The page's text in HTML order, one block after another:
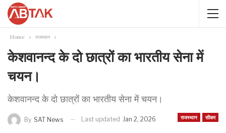
Home राजस्थान
केशवानन्द के दो छात्रों का भारतीय सेना में
चयन।
केशवानन्द के दो छात्रों का भारतीय सेना में चयन।
राजस्थान सीकर
By SAT News Last updated Jan 2, 2026